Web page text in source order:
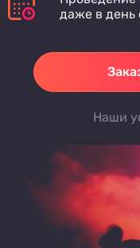
даже в день
Наши